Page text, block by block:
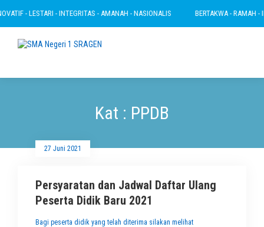
- LESTARI - INTEGRITAS - AMANAH - NASIONALIS BERTAKWA - RAMAH -
Kat : PPDB
27 Juni 2021
Persyaratan dan Jadwal Daftar Ulang
Peserta Didik Baru 2021
Bagi peserta didik yang telah diterima silakan melihat